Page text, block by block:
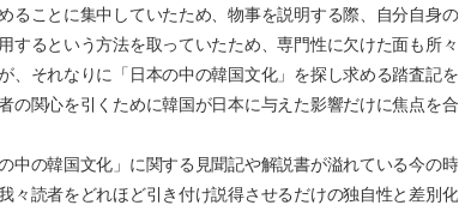
ることに集中していたため、物事を説明する際、自分自身の
するという方法を取っていたため、専門性に欠けた面も所々
、それなりに「日本の中の韓国文化」を探し求める踏査記を
の関心を引くために韓国が日本に与えた影響だけに焦点を合
中の韓国文化」に関する見聞記や解説書が溢れている今の時
々読者をどれほど引き付け説得させるだけの独自性と差別化